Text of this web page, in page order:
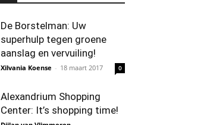
De Borstelman: Uw
superhulp tegen groene
aanslag en vervuiling!
Xilvania Koense - 18 maart 2017 0
Alexandrium Shopping
Center: It’s shopping time!